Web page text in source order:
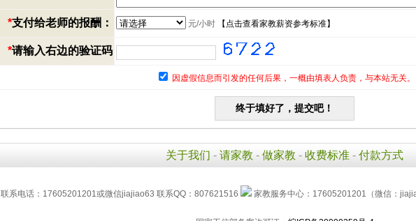
*支付给老师的报酬： 元/小时【 点击查看家教薪资参考标准】
*请输入右边的验证码
因虚假信息而引发的任何后果，一概由填表人负责，与本站无关。
关于我们 - 请家教 - 做家教 - 收费标准 - 付款方式
联系电话：17605201201或微信jiajiao63 联系QQ：807621516 家教服务中心：17605201201（微信：